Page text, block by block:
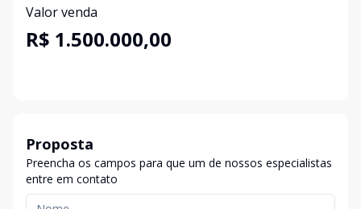
Valor venda
R$ 1.500.000,00
Proposta
Preencha os campos para que um de nossos especialistas
entre em contato